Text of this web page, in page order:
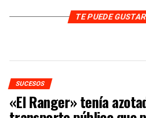
TE PUEDE GUSTAR
SUCESOS
«El Ranger» tenía